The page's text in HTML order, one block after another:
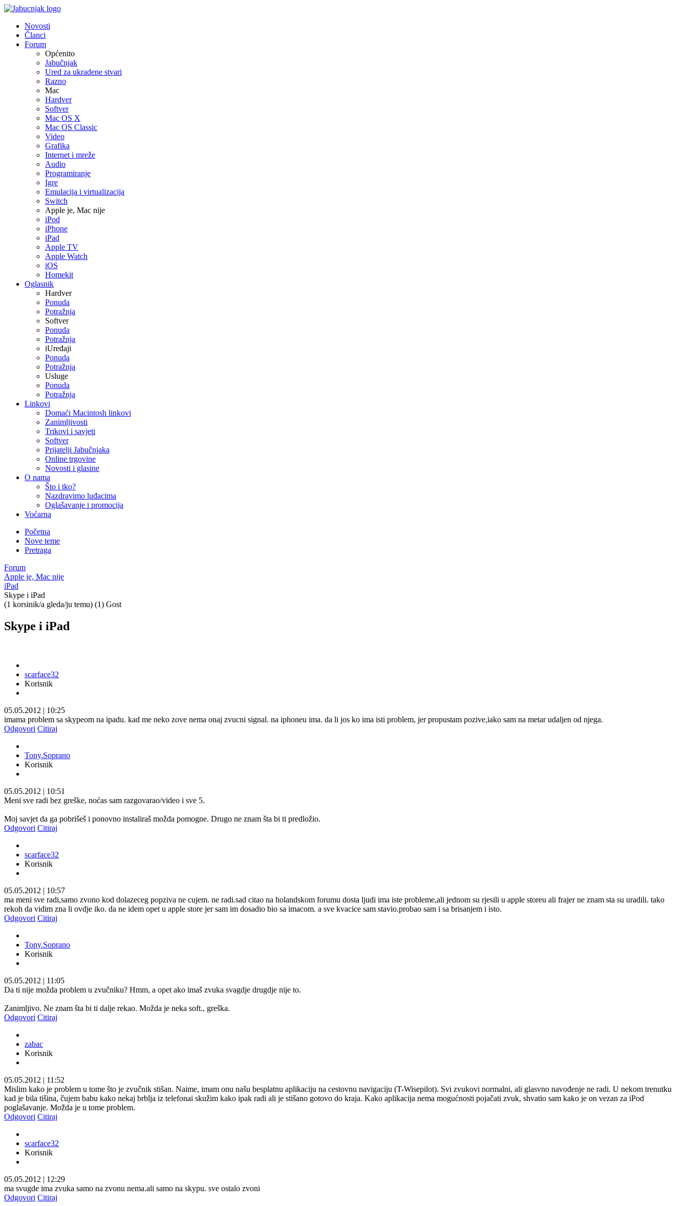
Novosti
Članci
Forum
Općenito
Jabučnjak
Ured za ukradene stvari
Razno
Mac
Hardver
Softver
Mac OS X
Mac OS Classic
Video
Grafika
Internet i mreže
Audio
Programiranje
Igre
Emulacija i virtualizacija
Switch
Apple je, Mac nije
iPod
iPhone
iPad
Apple TV
Apple Watch
iOS
Homekit
Oglasnik
Hardver
Ponuda
Potražnja
Softver
Ponuda
Potražnja
iUređaji
Ponuda
Potražnja
Usluge
Ponuda
Potražnja
Linkovi
Domaći Macintosh linkovi
Zanimljivosti
Trikovi i savjeti
Softver
Prijatelji Jabučnjaka
Online trgovine
Novosti i glasine
O nama
Što i tko?
Nazdravimo luđacima
Oglašavanje i promocija
Voćarna
Početna
Nove teme
Pretraga
Forum
Apple je, Mac nije
iPad
Skype i iPad
(1 korsinik/a gleda/ju temu) (1) Gost
Skype i iPad
scarface32
Korisnik
05.05.2012 | 10:25
imama problem sa skypeom na ipadu. kad me neko zove nema onaj zvucni signal. na iphoneu ima. da li jos ko ima isti problem, jer propustam pozive,iako sam na metar udaljen od njega.
Odgovori Citiraj
Tony.Soprano
Korisnik
05.05.2012 | 10:51
Meni sve radi bez greške, noćas sam razgovarao/video i sve 5.
Moj savjet da ga pobrišeš i ponovno instaliraš možda pomogne. Drugo ne znam šta bi ti predložio.
Odgovori Citiraj
scarface32
Korisnik
05.05.2012 | 10:57
ma meni sve radi,samo zvono kod dolazeceg popziva ne cujem. ne radi.sad citao na holandskom forumu dosta ljudi ima iste probleme,ali jednom su rjesili u apple storeu ali frajer ne znam sta su uradili. tako
rekoh da vidim zna li ovdje iko. da ne idem opet u apple store jer sam im dosadio bio sa imacom. a sve kvacice sam stavio.probao sam i sa brisanjem i isto.
Odgovori Citiraj
Tony.Soprano
Korisnik
05.05.2012 | 11:05
Da ti nije možda problem u zvučniku? Hmm, a opet ako imaš zvuka svagdje drugdje nije to.
Zanimljivo. Ne znam šta bi ti dalje rekao. Možda je neka soft., greška.
Odgovori Citiraj
zabac
Korisnik
05.05.2012 | 11:52
Mislim kako je problem u tome što je zvučnik stišan. Naime, imam onu našu besplatnu aplikaciju na cestovnu navigaciju (T-Wisepilot). Svi zvukovi normalni, ali glasvno navođenje ne radi. U nekom trenutku
kad je bila tišina, čujem babu kako nekaj brblja iz telefonai skužim kako ipak radi ali je stišano gotovo do kraja. Kako aplikacija nema mogućnosti pojačati zvuk, shvatio sam kako je on vezan za iPod
poglašavanje. Možda je u tome problem.
Odgovori Citiraj
scarface32
Korisnik
05.05.2012 | 12:29
ma svugde ima zvuka samo na zvonu nema.ali samo na skypu. sve ostalo zvoni
Odgovori Citiraj